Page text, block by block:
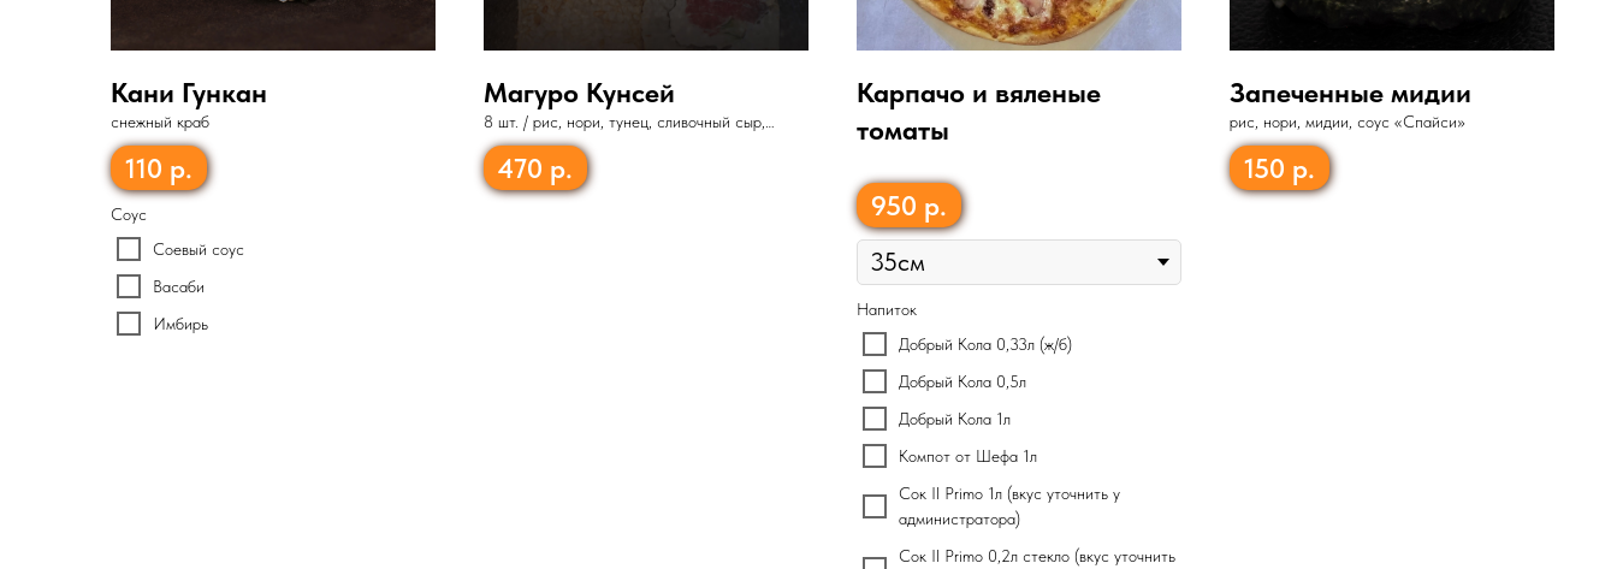
Кани Гункан
снежный краб
110 р.
Соус
Соевый соус
Васаби
Имбирь
Магуро Кунсей
8 шт. / рис, нори, тунец, сливочный сыр,
огурец
470 р.
Карпачо и вяленые
томаты
950 р.
Напиток
Добрый Кола 0,33л (ж/б)
Добрый Кола 0,5л
Добрый Кола 1л
Компот от Шефа 1л
Сок Il Primo 1л (вкус уточнить у
администратора)
Сок Il Primo 0,2л стекло (вкус уточнить
Запеченные мидии
рис, нори, мидии, соус «Спайси»
150 р.